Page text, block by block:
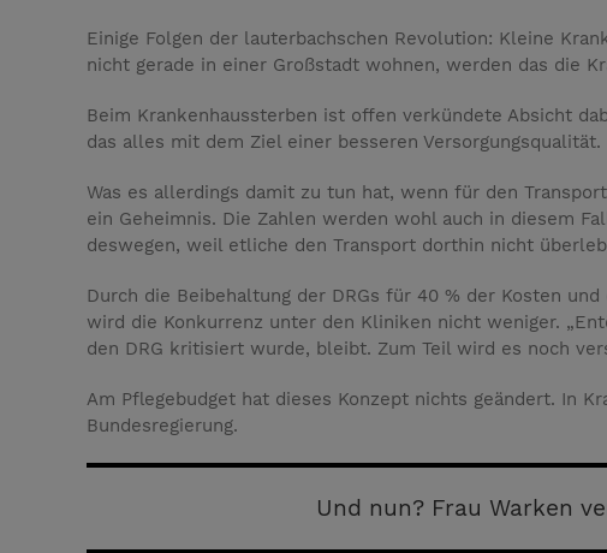
Einige Folgen der lauterbachschen Revolution: Kleine
nicht gerade in einer Großstadt wohnen, werden das die
Beim Krankenhaussterben ist offen verkündete Absicht
das alles mit dem Ziel einer besseren Versorgungsqualität.
Was es allerdings damit zu tun hat, wenn für den
ein Geheimnis. Die Zahlen werden wohl auch in diesem
deswegen, weil etliche den Transport dorthin nicht
Durch die Beibehaltung der DRGs für 40 % der Kosten
wird die Konkurrenz unter den Kliniken nicht weniger.
den DRG kritisiert wurde, bleibt. Zum Teil wird es noch
Am Pflegebudget hat dieses Konzept nichts geändert. In
Bundesregierung.
Und nun? Frau Warken